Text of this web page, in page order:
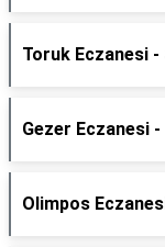
Toruk Eczanesi
Gezer Eczanesi
Olimpos